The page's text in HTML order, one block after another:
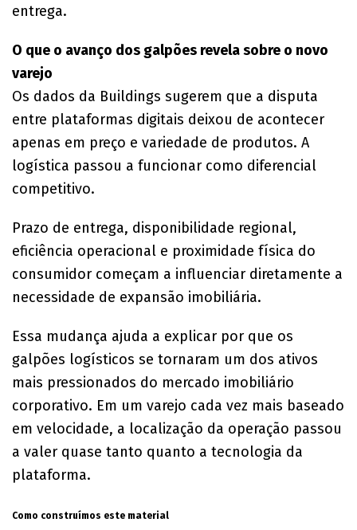
entrega.
O que o avanço dos galpões revela sobre o novo
varejo
Os dados da Buildings sugerem que a disputa
entre plataformas digitais deixou de acontecer
apenas em preço e variedade de produtos. A
logística passou a funcionar como diferencial
competitivo.
Prazo de entrega, disponibilidade regional,
eficiência operacional e proximidade física do
consumidor começam a influenciar diretamente a
necessidade de expansão imobiliária.
Essa mudança ajuda a explicar por que os
galpões logísticos se tornaram um dos ativos
mais pressionados do mercado imobiliário
corporativo. Em um varejo cada vez mais baseado
em velocidade, a localização da operação passou
a valer quase tanto quanto a tecnologia da
plataforma.
Como construímos este material